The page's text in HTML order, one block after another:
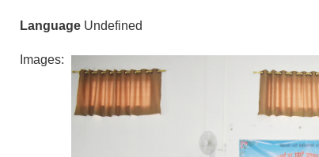
Language Undefined
Images: